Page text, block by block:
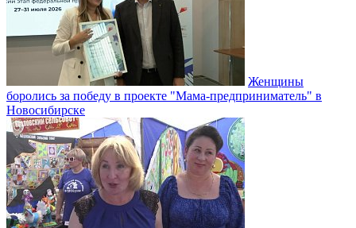
Женщины
боролись за победу в проекте "Мама-предприниматель" в
Новосибирске